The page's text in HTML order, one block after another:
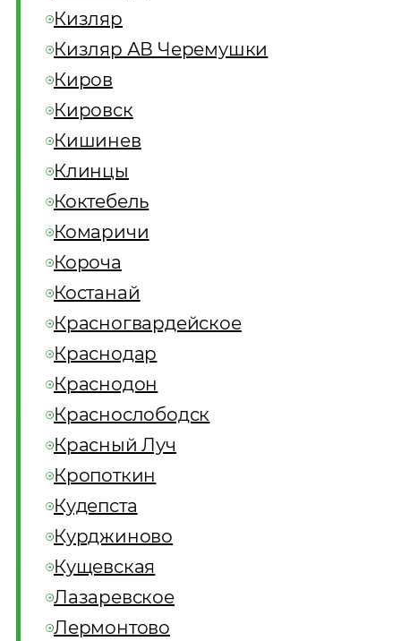
Кизляр
Кизляр АВ Черемушки
Киров
Кировск
Кишинев
Клинцы
Коктебель
Комаричи
Короча
Костанай
Красногвардейское
Краснодар
Краснодон
Краснослободск
Красный Луч
Кропоткин
Кудепста
Курджиново
Кущевская
Лазаревское
Лермонтово